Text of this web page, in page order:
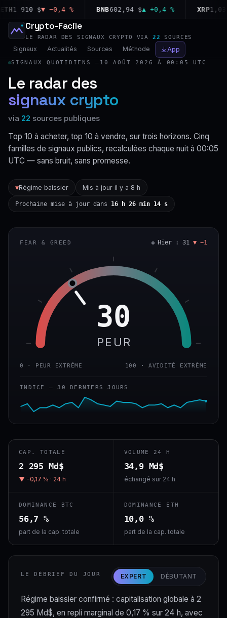
1 910 $▼ −0,4 % BNB602,94 $▲ +0,4 % XRP1,03 $
Crypto-Facile
LE RADAR DES SIGNAUX CRYPTO VIA 22 SOURCES
Signaux Actualités Sources Méthode App
SIGNAUX QUOTIDIENS — 10 AOÛT 2026 À 00:05 UTC
Le radar des
signaux crypto
via 22 sources publiques
Top 10 à acheter, top 10 à vendre, sur trois horizons. Cinq
familles de signaux publics, recalculées chaque nuit à 00:05
UTC — sans bruit, sans promesse.
▼Régime baissier Mis à jour il y a 8 h
Prochaine mise à jour dans 16 h 26 min 14 s
FEAR & GREED Hier : 31 ▼ −1
30
PEUR
0 · PEUR EXTRÊME 100 · AVIDITÉ EXTRÊME
INDICE — 30 DERNIERS JOURS
CAP. TOTALE
2 295 Md$
▼ −0,17 % · 24 h
VOLUME 24 H
34,9 Md$
échangé sur 24 h
DOMINANCE BTC
56,7 %
part de la cap. totale
DOMINANCE ETH
10,0 %
part de la cap. totale
LE DÉBRIEF DU JOUR EXPERT DÉBUTANT
Régime baissier confirmé : capitalisation globale à 2
295 Md$, en repli marginal de 0,17 % sur 24 h, avec